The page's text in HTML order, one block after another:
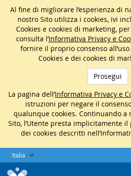
Al fine di migliorare l’esperienza di
nostro Sito utilizza i cookies, ivi
Cookies e cookies di marketing,
consulta l’Informativa Privacy e
fornire il proprio consenso
Cookies e dei cookies di
Prosegui
La pagina dell’Informativa Privacy e
istruzioni per negare il
qualunque cookies. Continuando a
Sito, l’Utente presta implicitamente il
dei cookies descritti
Italia